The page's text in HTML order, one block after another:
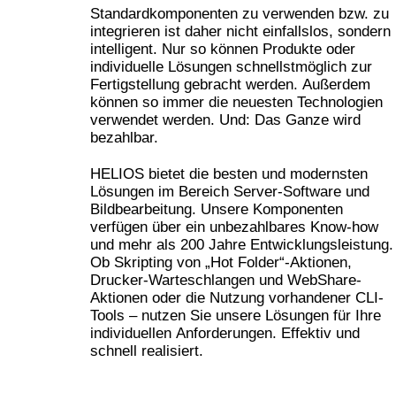
Standardkomponenten zu verwenden bzw. zu
integrieren ist daher nicht einfallslos, sondern
intelligent. Nur so können Produkte oder
individuelle Lösungen schnellstmöglich zur
Fertigstellung gebracht werden. Außerdem
können so immer die neuesten Technologien
verwendet werden. Und: Das Ganze wird
bezahlbar.
HELIOS bietet die besten und modernsten
Lösungen im Bereich Server-Software und
Bildbearbeitung. Unsere Komponenten
verfügen über ein unbezahlbares Know-how
und mehr als 200 Jahre Entwicklungsleistung.
Ob Skripting von „Hot Folder“-Aktionen,
Drucker-Warteschlangen und WebShare-
Aktionen oder die Nutzung vorhandener CLI-
Tools – nutzen Sie unsere Lösungen für Ihre
individuellen Anforderungen. Effektiv und
schnell realisiert.